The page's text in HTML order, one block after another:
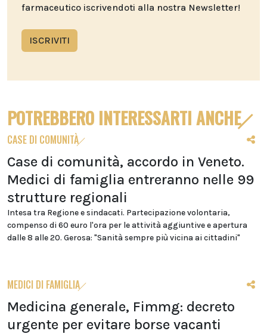
farmaceutico iscrivendoti alla nostra Newsletter!
ISCRIVITI
POTREBBERO INTERESSARTI ANCHE
CASE DI COMUNITÀ
Case di comunità, accordo in Veneto.
Medici di famiglia entreranno nelle 99
strutture regionali
Intesa tra Regione e sindacati. Partecipazione volontaria,
compenso di 60 euro l'ora per le attività aggiuntive e apertura
dalle 8 alle 20. Gerosa: "Sanità sempre più vicina ai cittadini"
MEDICI DI FAMIGLIA
Medicina generale, Fimmg: decreto
urgente per evitare borse vacanti